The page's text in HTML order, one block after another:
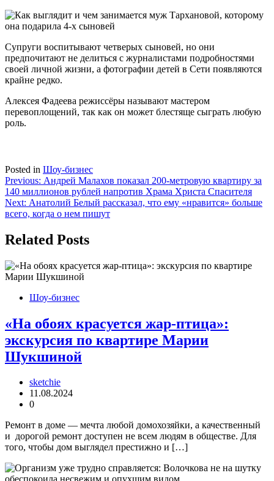
Супруги воспитывают четверых сыновей, но они
предпочитают не делиться с журналистами подробностями
своей личной жизни, а фотографии детей в Сети появляются
крайне редко.
Алексея Фадеева режиссёры называют мастером
перевоплощений, так как он может блестяще сыграть любую
роль.
Posted in Шоу-бизнес
Навигация
по
записям
Previous: Андрей Малахов показал 200-метровую квартиру за
140 миллионов рублей напротив Храма Христа Спасителя
Next: Анатолий Белый рассказал, что ему «нравится» больше
всего, когда о нем пишут
Related Posts
Шоу-бизнес
«На обоях красуется жар-птица»:
экскурсия по квартире Марии
Шукшиной
sketchie
11.08.2024
0
Ремонт в доме — мечта любой домохозяйки, а качественный
и дорогой ремонт доступен не всем людям в обществе. Для
того, чтобы дом выглядел престижно и […]